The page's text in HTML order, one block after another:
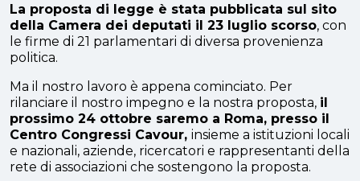
La proposta di legge è stata pubblicata sul sito
della Camera dei deputati il 23 luglio scorso, con
le firme di 21 parlamentari di diversa provenienza
politica.
Ma il nostro lavoro è appena cominciato. Per
rilanciare il nostro impegno e la nostra proposta, il
prossimo 24 ottobre saremo a Roma, presso il
Centro Congressi Cavour, insieme a istituzioni locali
e nazionali, aziende, ricercatori e rappresentanti della
rete di associazioni che sostengono la proposta.